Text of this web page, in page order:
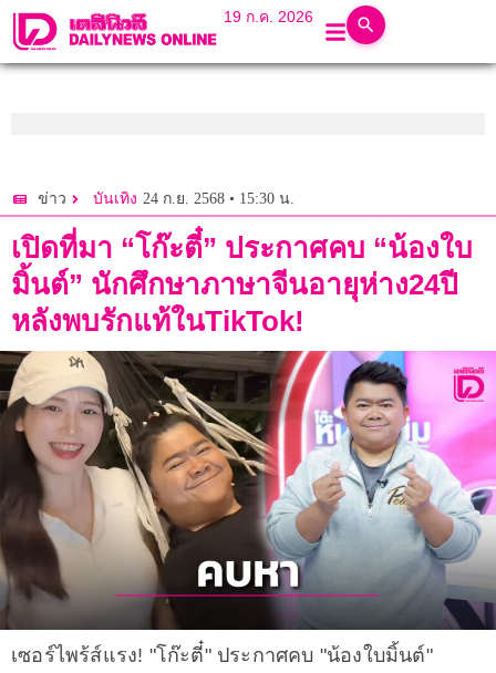
19 ก.ค. 2026
ข่าว บันเทิง 24 ก.ย. 2568 • 15:30 น.
เปิดที่มา “โก๊ะตี๋” ประกาศคบ “น้องใบ
มิ้นต์” นักศึกษาภาษาจีนอายุห่าง24ปี
หลังพบรักแท้ในTikTok!
เซอร์ไพร้ส์แรง! "โก๊ะตี๋" ประกาศคบ "น้องใบมิ้นต์"